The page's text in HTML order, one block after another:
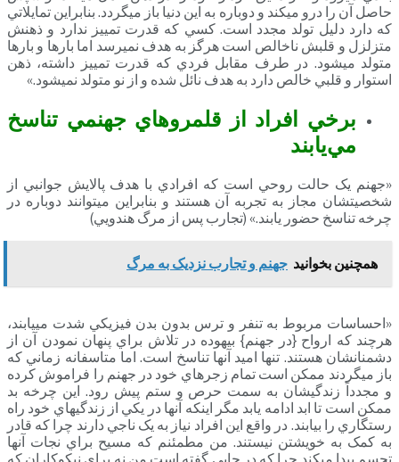
حاصل آن را درو مي­کند و دوباره به اين دنيا باز مي­گردد. بنابراين تمايلاتي
که دارد دليل تولد مجدد است. کسي که قدرت تمييز ندارد و ذهنش
متزلزل و قلبش ناخالص است هرگز به هدف نمي­رسد اما بارها و بارها
متولد مي­شود. در طرف مقابل فردي که قدرت تمييز داشته، ذهن
استوار و قلبي خالص دارد به هدف نائل شده و از نو متولد نمي­شود.»
برخي افراد از قلمروهاي جهنمي تناسخ
مي‌­يابند
«جهنم يک حالت روحي است که افرادي با هدف پالايش جوانبي از
شخصيت­شان مجاز به تجربه آن هستند و بنابراين مي­توانند دوباره در
چرخه تناسخ حضور يابند.» (تجارب پس از مرگ هندويي)
همچنین بخوانید جهنم و تجارب نزدیک به مرگ
«احساسات مربوط به تنفر و ترس بدون بدن فيزيکي شدت مي­يابند،
هرچند که ارواح {در جهنم} بيهوده در تلاش براي پنهان نمودن آن از
دشمنانشان هستند. تنها اميد آنها تناسخ است. اما متاسفانه زماني که
باز مي­گردند ممکن است تمام زجرهاي خود در جهنم را فراموش کرده
و مجدداً زندگي­شان به سمت حرص و ستم پيش رود. اين چرخه بد
ممکن است تا ابد ادامه يابد مگر اينکه آنها در يکي از زندگي­هاي خود راه
رستگاري را بيابند. در واقع اين افراد نياز به يک ناجي دارند چرا که قادر
به کمک به خويشتن نيستند. من مطمئنم که مسيح براي نجات آنها